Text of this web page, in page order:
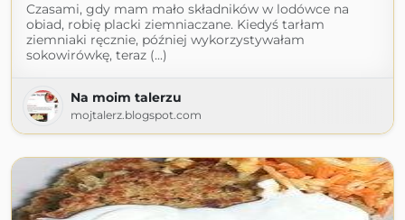
Czasami, gdy mam mało składników w lodówce na
obiad, robię placki ziemniaczane. Kiedyś tarłam
ziemniaki ręcznie, później wykorzystywałam
sokowirówkę, teraz (...)
Na moim talerzu
mojtalerz.blogspot.com